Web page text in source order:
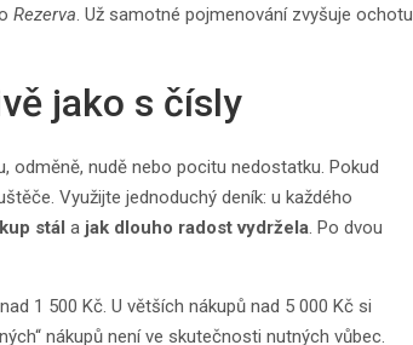
Rezerva. Už samotné pojmenování zvyšuje ochotu
jako s čísly
odměně, nudě nebo pocitu nedostatku. Pokud
Využijte jednoduchý deník: u každého
stál a jak dlouho radost vydržela. Po dvou
1 500 Kč. U větších nákupů nad 5 000 Kč si
nákupů není ve skutečnosti nutných vůbec.